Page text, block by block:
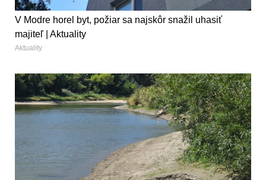
V Modre horel byt, požiar sa najskôr snažil uhasiť
majiteľ | Aktuality
Aktuality